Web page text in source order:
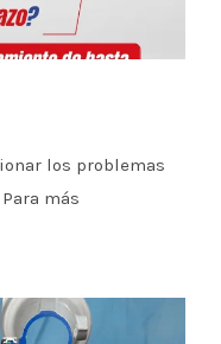
los problemas
más